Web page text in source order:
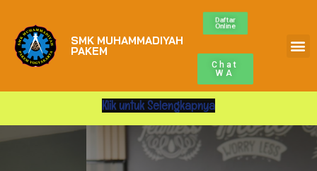
SMK MUHAMMADIYAH
PAKEM
Daftar
Online
Chat
WA